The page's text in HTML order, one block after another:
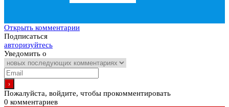
Открыть комментарии
Подписаться
авторизуйтесь
Уведомить о
Пожалуйста, войдите, чтобы прокомментировать
0 комментариев